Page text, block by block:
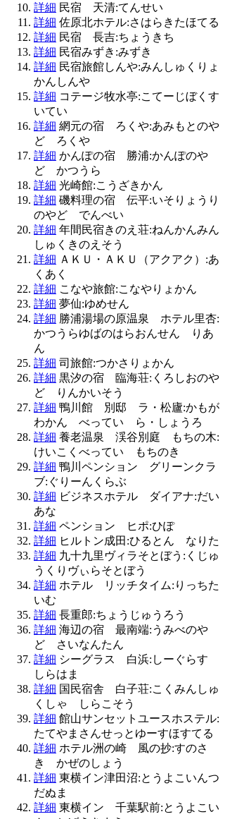
詳細 民宿 天清:てんせい
詳細 佐原北ホテル:さはらきたほてる
詳細 民宿 長吉:ちょうきち
詳細 民宿みずき:みずき
詳細 民宿旅館しんや:みんしゅくりょ
かんしんや
詳細 コテージ牧水亭:こてーじぼくす
いてい
詳細 網元の宿 ろくや:あみもとのや
ど ろくや
詳細 かんぽの宿 勝浦:かんぽのや
ど かつうら
詳細 光崎館:こうざきかん
詳細 磯料理の宿 伝平:いそりょうり
のやど でんべい
詳細 年間民宿きのえ荘:ねんかんみん
しゅくきのえそう
詳細 ＡＫＵ・ＡＫＵ（アクアク）:あ
くあく
詳細 こなや旅館:こなやりょかん
詳細 夢仙:ゆめせん
詳細 勝浦湯場の原温泉 ホテル里杏:
かつうらゆばのはらおんせん りあ
ん
詳細 司旅館:つかさりょかん
詳細 黒汐の宿 臨海荘:くろしおのや
ど りんかいそう
詳細 鴨川館 別邸 ラ・松廬:かもが
わかん べってい ら・しょうろ
詳細 養老温泉 渓谷別庭 もちの木:
けいこくべってい もちのき
詳細 鴨川ペンション グリーンクラ
ブ:ぐりーんくらぶ
詳細 ビジネスホテル ダイアナ:だい
あな
詳細 ペンション ヒポ:ひぽ
詳細 ヒルトン成田:ひるとん なりた
詳細 九十九里ヴィラそとぼう:くじゅ
うくりヴぃらそとぼう
詳細 ホテル リッチタイム:りっちた
いむ
詳細 長重郎:ちょうじゅうろう
詳細 海辺の宿 最南端:うみべのや
ど さいなんたん
詳細 シーグラス 白浜:しーぐらす
しらはま
詳細 国民宿舎 白子荘:こくみんしゅ
くしゃ しらこそう
詳細 館山サンセットユースホステル:
たてやまさんせっとゆーすほすてる
詳細 ホテル洲の崎 風の抄:すのさ
き かぜのしょう
詳細 東横イン津田沼:とうよこいんつ
だぬま
詳細 東横イン 千葉駅前:とうよこい